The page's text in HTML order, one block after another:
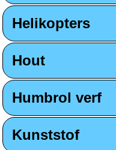
Helikopters
Hout
Humbrol verf
Kunststof